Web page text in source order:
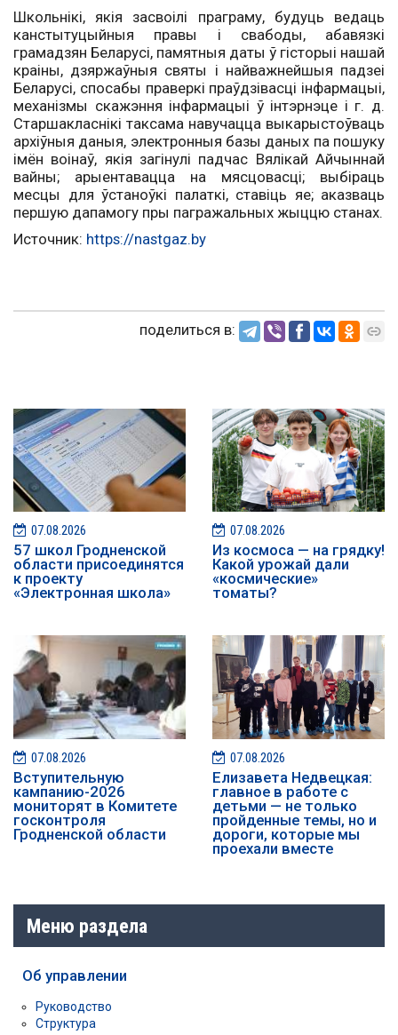
Школьнікі, якія засвоілі праграму, будуць ведаць
канстытуцыйныя правы і свабоды, абавязкі
грамадзян Беларусі, памятныя даты ў гісторыі нашай
краіны, дзяржаўныя святы і найважнейшыя падзеі
Беларусі, спосабы праверкі праўдзівасці інфармацыі,
механізмы скажэння інфармацыі ў інтэрнэце і г. д.
Старшакласнікі таксама навучацца выкарыстоўваць
архіўныя даныя, электронныя базы даных па пошуку
імён воінаў, якія загінулі падчас Вялікай Айчыннай
вайны; арыентавацца на мясцовасці; выбіраць
месцы для ўстаноўкі палаткі, ставіць яе; аказваць
першую дапамогу пры пагражальных жыццю станах.
Источник: https://nastgaz.by
поделиться в:
07.08.2026
57 школ Гродненской
области присоединятся
к проекту
«Электронная школа»
07.08.2026
Из космоса — на грядку!
Какой урожай дали
«космические»
томаты?
07.08.2026
️️Вступительную
кампанию-2026
мониторят в Комитете
госконтроля
Гродненской области
07.08.2026
Елизавета Недвецкая:
главное в работе с
детьми — не только
пройденные темы, но и
дороги, которые мы
проехали вместе
Меню раздела
Об управлении
Руководство
Структура